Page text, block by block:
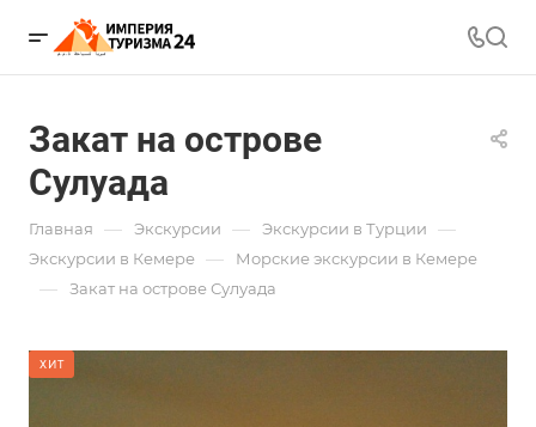
Закат на острове
Сулуада
Главная — Экскурсии — Экскурсии в Турции —
Экскурсии в Кемере — Морские экскурсии в Кемере
— Закат на острове Сулуада
ХИТ